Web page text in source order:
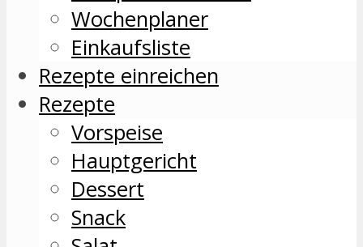
Wochenplaner
Einkaufsliste
Rezepte einreichen
Rezepte
Vorspeise
Hauptgericht
Dessert
Snack